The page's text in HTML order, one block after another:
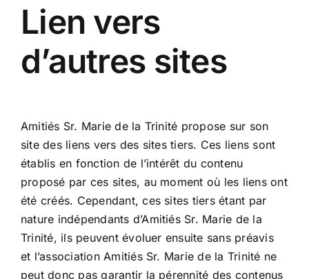
Lien vers
d’autres sites
Amitiés Sr. Marie de la Trinité propose sur son
site des liens vers des sites tiers. Ces liens sont
établis en fonction de l’intérêt du contenu
proposé par ces sites, au moment où les liens ont
été créés. Cependant, ces sites tiers étant par
nature indépendants d’Amitiés Sr. Marie de la
Trinité, ils peuvent évoluer ensuite sans préavis
et l’association Amitiés Sr. Marie de la Trinité ne
peut donc pas garantir la pérennité des contenus